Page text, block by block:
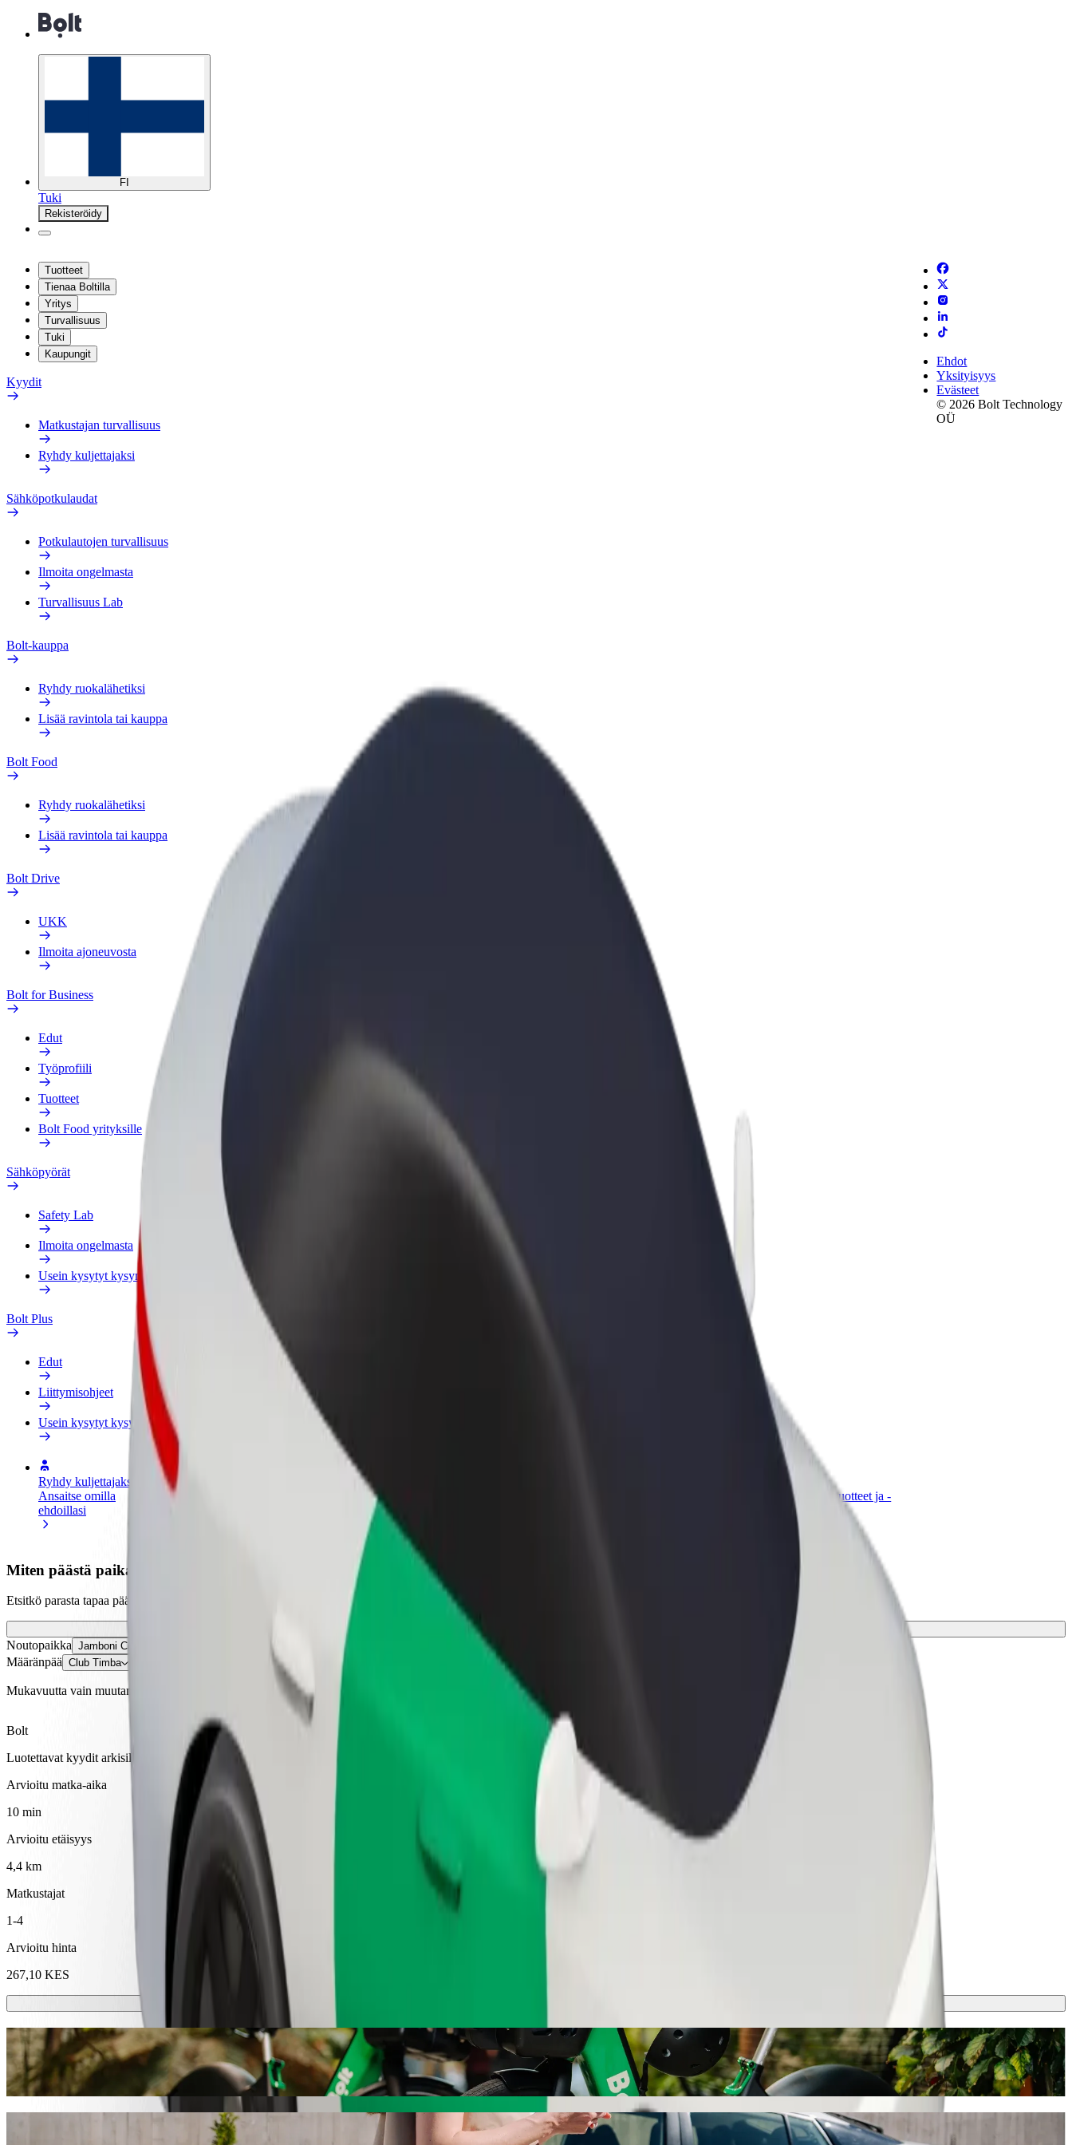
FI
Tuki
Rekisteröidy
Tuotteet
Tienaa Boltilla
Yritys
Turvallisuus
Tuki
Kaupungit
Kyydit
Matkustajan turvallisuus
Ryhdy kuljettajaksi
Sähköpotkulaudat
Potkulautojen turvallisuus
Ilmoita ongelmasta
Turvallisuus Lab
Bolt-kauppa
Ryhdy ruokalähetiksi
Lisää ravintola tai kauppa
Bolt Food
Ryhdy ruokalähetiksi
Lisää ravintola tai kauppa
Bolt Drive
UKK
Ilmoita ajoneuvosta
Bolt for Business
Edut
Työprofiili
Tuotteet
Bolt Food yrityksille
Sähköpyörät
Safety Lab
Ilmoita ongelmasta
Usein kysytyt kysymykset
Bolt Plus
Edut
Liittymisohjeet
Usein kysytyt kysymykset
Ryhdy kuljettajaksi
Ansaitse omilla
ehdoillasi
Ryhdy ruokalähetiksi
Kuljeta ruokaa ja ansaitse
Lisää ravintola tai kauppa
Tavoita lisää asiakkaita ja kasvata
Yrityksellesi skaalatut Bolt-tuotteet ja -
Ehdot
Yksityisyys
Evästeet
© 2026 Bolt Technology
OÜ
Miten päästä paikasta Jamboni Complex 2010 kohteeseen Club Timba
Etsitkö parasta tapaa päästä paikasta Jamboni Complex 2010 kohteeseen Club Timba? Tutustu palveluihimme ja löydä täydellinen vaihtoehto matkaasi varten.
Noutopaikka Jamboni Complex 2010
Määränpää Club Timba
Mukavuutta vain muutaman napautuksen päässä!
Bolt
Luotettavat kyydit arkisilla keskikokoisilla autoilla.
Arvioitu matka-aika
10 min
Arvioitu etäisyys
4,4 km
Matkustajat
1-4
Arvioitu hinta
267,10 KES
Sähköpotkulaudat tai sähköpyörät
Liiku kaupungissa Eldoret sähköpotkulaudoilla tai sähköpyörillä
Lataa Bolt-sovellus
Pääse paikasta Jamboni Complex 2010 kohteeseen Club Timba Bolt-kyytipalvelulla